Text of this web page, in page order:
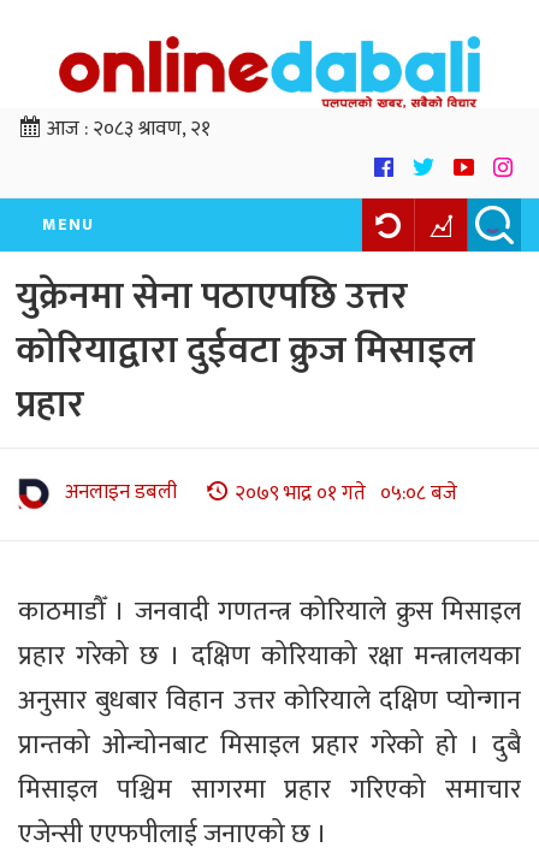
आज :२०८३ श्रावण, २१
MENU
युक्रेनमा सेना पठाएपछि उत्तर
कोरियाद्वारा दुईवटा क्रुज मिसाइल
प्रहार
अनलाइन डबली २०७९ भाद्र ०१ गते ०५:०८ बजे
काठमाडौँ । जनवादी गणतन्त्र कोरियाले क्रुस मिसाइल
प्रहार गरेको छ । दक्षिण कोरियाको रक्षा मन्त्रालयका
अनुसार बुधबार विहान उत्तर कोरियाले दक्षिण प्योन्गान
प्रान्तको ओन्चोनबाट मिसाइल प्रहार गरेको हो । दुबै
मिसाइल पश्चिम सागरमा प्रहार गरिएको समाचार
एजेन्सी एएफपीलाई जनाएको छ ।